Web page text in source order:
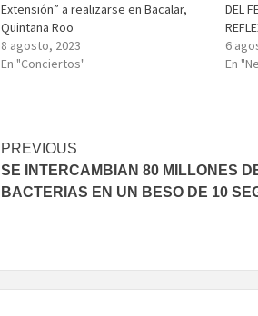
Extensión” a realizarse en Bacalar,
Quintana Roo
8 agosto, 2023
En "Conciertos"
DEL
6
En
Post
navigation
PREVIOUS
SE INTERCAMBIAN 80 MILLONES
BACTERIAS EN UN BESO DE 10